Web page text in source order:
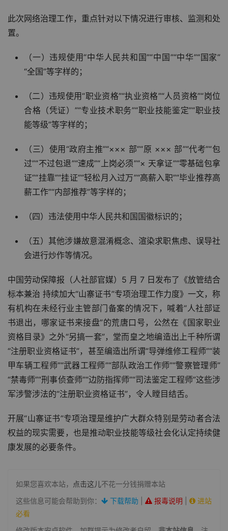
此次网络治理工作，重点针对以下情况进行审核、监测和处
置。
（一）违规使用“中华人民共和国”“中国”“中华”“国家”
“全国”等字样的；
（二）违规使用“职业资格”“执业资格”“人员资格”“岗位
合格（凭证）”“专业技术职务”“职业技能鉴定”“职业技
能等级”等字样的；
（三）使用“政府主推”“××× 部”“原 ××× 部”“代考”“包
过”“不过包退”“速成”“上岗必须”“× 天拿证”“零基础包拿
证”“挂靠”“挂证”“轻松月入过万”“高薪入职”“毕业推荐高
薪工作”“内部推荐”等字样的；
（四）违法使用中华人民共和国国徽标识的；
（五）其他涉嫌故意混淆概念、渲染求职焦虑、误导社
会进行炒作等情况。
中国劳动保障报（人社部官媒）5 月 7 日发布了《放管结合
标本兼治 持续加大“山寨证书”专项治理工作力度》一文，称
有机构在未经行业主管部门备案的情况下，喊着“人社部证
书退出，哪家证书来接盘”的荒唐口号，公然在《国家职业
资格目录》之外“另搞一套”，堂而皇之地编造出上千种所谓
“注册职业资格证书”，甚至编造出所谓“导弹维修工程师”“装
甲车辆工程师”“武器工程师”“部队政治工作师”“警察管理师”
“禁毒师”“刑事侦查师”“边防指挥师”“司法鉴定工程师”这些涉
军涉警涉法的“注册职业资格证书”，令人瞠目结舌。
开展“山寨证书”专项治理是维护广大群众特别是劳动者合法
权益的现实需要，也是推动职业技能等级社会化认定持续健
康发展的必要条件。
如果您喜欢本站， 点击这儿不花一分钱捐赠本站
这些信息可能会帮助到你：
下载帮助 报毒说明
进站
必看